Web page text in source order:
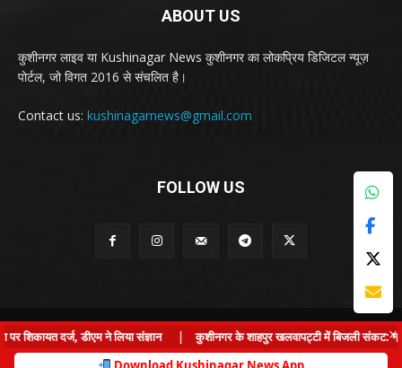
ABOUT US
कुशीनगर लाइव या Kushinagar News कुशीनगर का लोकप्रिय डिजिटल न्यूज़
पोर्टल, जो विगत 2016 से संचलित है।
Contact us: kushinagarnews@gmail.com
FOLLOW US
© Kushinagar Live - 2022
Home About us Privacy Policy Contact us
×
दर्ज, डीएम ने लिया संज्ञान |
कुशीनगर के शाहपुर खलवापट्टी में बिजली संकट: ग्राम